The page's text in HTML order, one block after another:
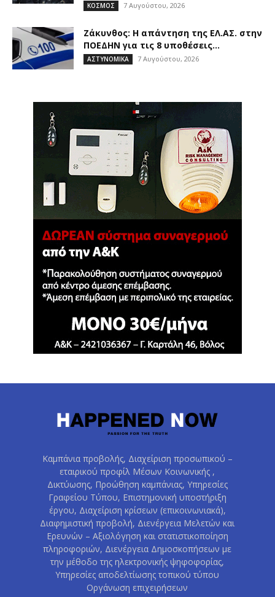
ΚΟΣΜΟΣ 7 Αυγούστου, 2026
Ζάκυνθος: Η απάντηση της ΕΛ.ΑΣ. στην
ΠΟΕΔΗΝ για τις 8 υποθέσεις...
ΑΣΤΥΝΟΜΙΚΑ 7 Αυγούστου, 2026
Καμπάνια προβολής, Διαχείριση προσωπικού –
εταιρικού προφίλ Μέσων Κοινωνικής ,
Δικτύωσης, Προώθηση καμπάνιας, Υπηρεσίες
Γραφείου Τύπου, Επιστημονική υποστήριξη
έργου, Διαχείριση κρίσεων (επικοινωνιακά),
Διαφημιστική προβολή, Διενέργεια Μελετών και
Ερευνών – Αξιολόγηση και στατιστικοποίηση
πληροφοριών, Διενέργεια Δημοσκοπήσεων με
την μέθοδο της ηλεκτρονικής ψηφοφορίας,
Υπηρεσίες αποδελτίωσης τοπικού τύπου
Οργάνωση επιχειρήσεων